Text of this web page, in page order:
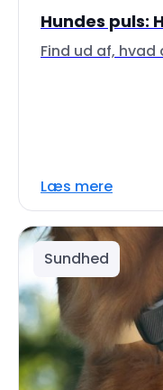
Hundes puls:
Find ud af,
Læs mere
Sundhed